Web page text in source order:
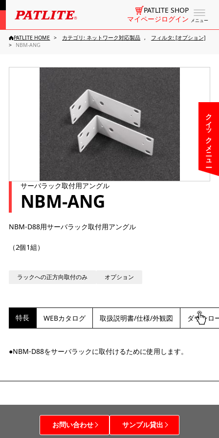
メニュー
PATLITE SHOP
マイページログイン
クイックメニュー
PATLITE HOME カテゴリ: ネットワーク対応製品
フィルタ: [オプション]
NBM-ANG
サーバラック取付用アングル
NBM-ANG
NBM-D88用サーバラック取付用アングル
（2個1組）
ラックへの正方向取付のみ オプション
特長 WEBカタログ 取扱説明書/仕様/外観図 ダウンロ
●NBM-D88をサーバラックに取付けるために使用します。
お問い合わせ サンプル貸出